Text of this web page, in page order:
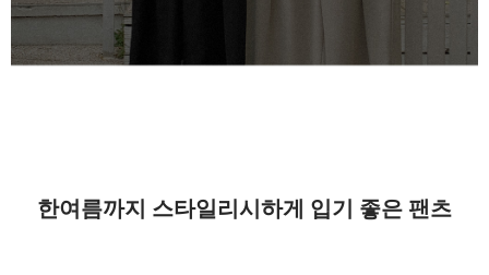
한여름까지 스타일리시하게 입기 좋은 팬츠